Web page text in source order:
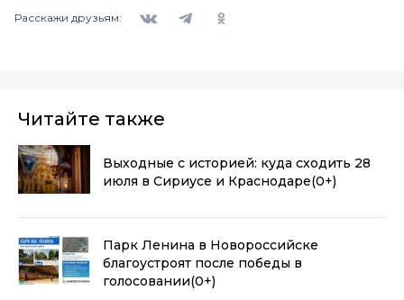
Расскажи друзьям:
Читайте также
Выходные с историей: куда сходить 28
июля в Сириусе и Краснодаре(0+)
Парк Ленина в Новороссийске
благоустроят после победы в
голосовании(0+)